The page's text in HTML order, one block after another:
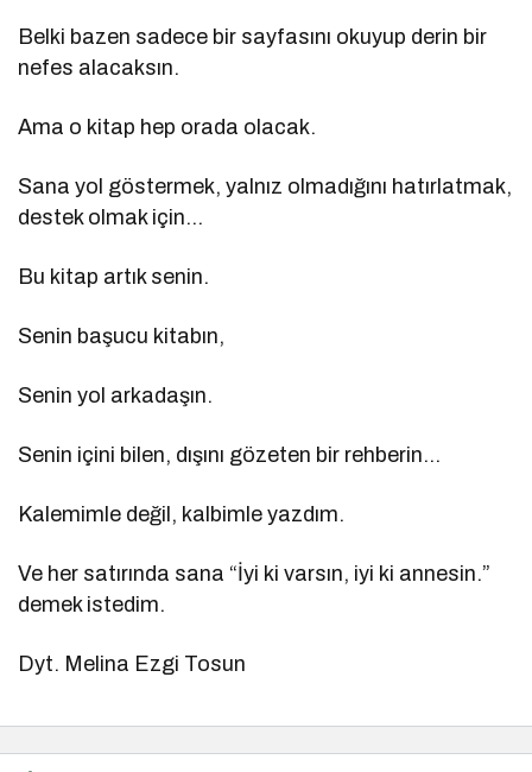
Belki bazen sadece bir sayfasını okuyup derin bir
nefes alacaksın.
Ama o kitap hep orada olacak.
Sana yol göstermek, yalnız olmadığını hatırlatmak,
destek olmak için…
Bu kitap artık senin.
Senin başucu kitabın,
Senin yol arkadaşın.
Senin içini bilen, dışını gözeten bir rehberin…
Kalemimle değil, kalbimle yazdım.
Ve her satırında sana “İyi ki varsın, iyi ki annesin.”
demek istedim.
Dyt. Melina Ezgi Tosun